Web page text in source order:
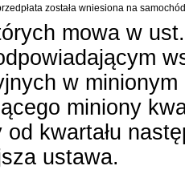
została wniesiona na
mowa w
w
miniony
kwartału
ustawa.